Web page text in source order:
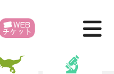
WEB
チケット